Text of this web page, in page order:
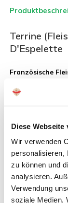
Diese Webseite
Wir verwenden
personalisieren,
zu können und
analysieren.
Verwendung
soziale Medien,
Terrine
D'Espelette
Französische
Unsere
wie normale
noch besser.
Terrinen
Aromen.
Unsere
leckere Varianten.